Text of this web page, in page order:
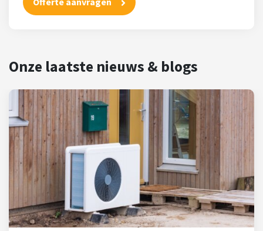
Onze laatste nieuws & blogs